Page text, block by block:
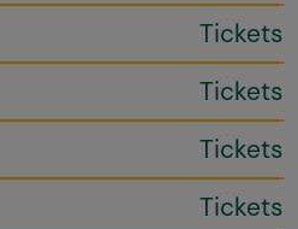
Tickets
Tickets
Tickets
Tickets